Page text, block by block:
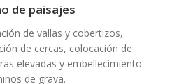
de paisajes
de vallas y cobertizos,
de cercas, colocación de
elevadas y embellecimiento
de grava.